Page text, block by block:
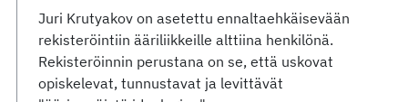
Juri Krutyakov on asetettu ennaltaehkäisevään
rekisteröintiin ääriliikkeille alttiina henkilönä.
Rekisteröinnin perustana on se, että uskovat
opiskelevat, tunnustavat ja levittävät